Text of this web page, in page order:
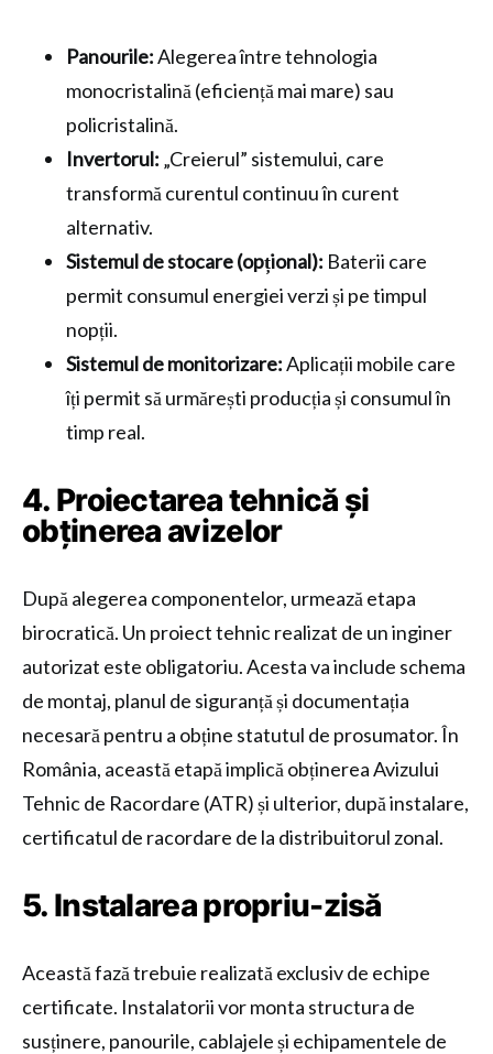
Panourile:Alegerea între tehnologia
monocristalină (eficiență mai mare) sau
policristalină.
Invertorul: „Creierul” sistemului, care
transformă curentul continuu în curent
alternativ.
Sistemul de stocare (opțional): Baterii care
permit consumul energiei verzi și pe timpul
nopții.
Sistemul de monitorizare:Aplicații mobile care
îți permit să urmărești producția și consumul în
timp real.
4. Proiectarea tehnică și
obținerea avizelor
După alegerea componentelor, urmează etapa
birocratică. Un proiect tehnic realizat de un inginer
autorizat este obligatoriu. Acesta va include schema
de montaj, planul de siguranță și documentația
necesară pentru a obține statutul de prosumator. În
România, această etapă implică obținerea Avizului
Tehnic de Racordare (ATR) și ulterior, după instalare,
certificatul de racordare de la distribuitorul zonal.
5. Instalarea propriu-zisă
Această fază trebuie realizată exclusiv de echipe
certificate. Instalatorii vor monta structura de
susținere, panourile, cablajele și echipamentele de